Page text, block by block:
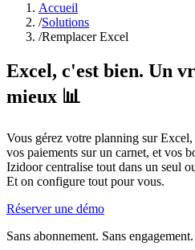
Accueil
/Solutions
/Remplacer Excel
Excel, c'est bien. Un
mieux 📊
Vous gérez votre planning sur
vos paiements sur un carnet, et vos
Izidoor centralise tout dans un seul
Et on configure tout pour vous.
Réserver une démo
Sans abonnement. Sans engagement.